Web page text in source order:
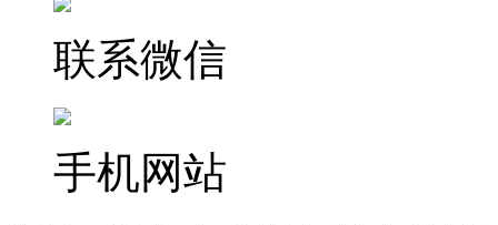
联系微信
手机网站